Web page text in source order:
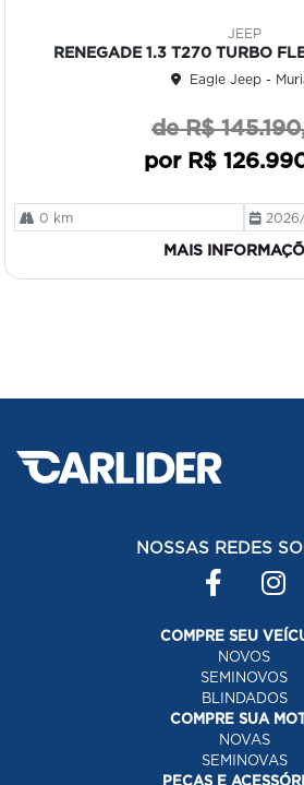
JEEP
RENEGADE 1.3 T270 TURBO
Eagle Jeep -
de R$
por R$
0 km
MAIS
NOSSAS REDES
COMPRE SEU
NOVOS
SEMINOVOS
BLINDADOS
COMPRE SUA
NOVAS
SEMINOVAS
PEÇAS E